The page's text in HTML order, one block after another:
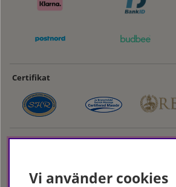
Certifikat
Vi använder cookies